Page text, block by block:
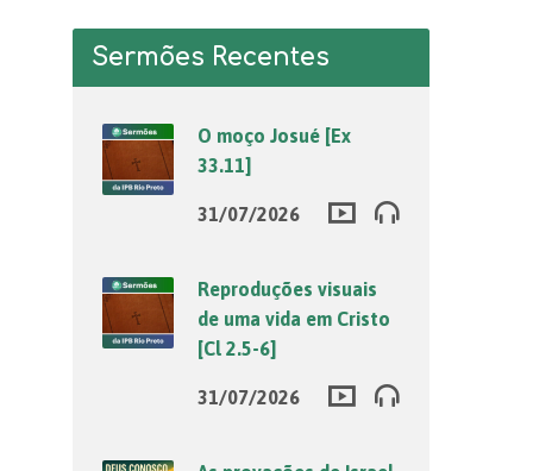
Sermões Recentes
O moço Josué [Ex
33.11]
31/07/2026
Reproduções visuais
de uma vida em Cristo
[Cl 2.5-6]
31/07/2026